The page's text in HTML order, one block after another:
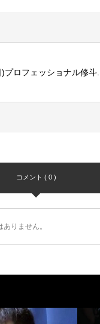
プロフェッショナル修斗...
コメント ( 0 )
りません。